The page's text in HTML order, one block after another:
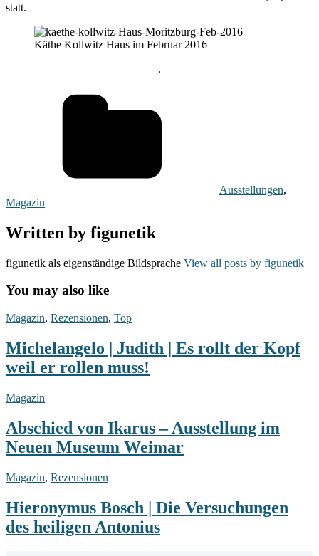
statt.
Käthe Kollwitz Haus im Februar 2016
.
Ausstellungen,
Magazin
Written by figunetik
figunetik als eigenständige Bildsprache View all posts by figunetik
You may also like
Michelangelo
Judith
|
Es
der
Kopf
weil
er
rollen
muss!
Magazin, Rezensionen, Top
Michelangelo | Judith | Es rollt der Kopf
weil er rollen muss!
Abschied
Ikarus
–
Ausstellung
Neuen
Museum
Weimar
Magazin
Abschied von Ikarus – Ausstellung im
Neuen Museum Weimar
Hieronymus
|
Die
Versuchungen
Magazin, Rezensionen
Hieronymus Bosch | Die Versuchungen
des heiligen Antonius